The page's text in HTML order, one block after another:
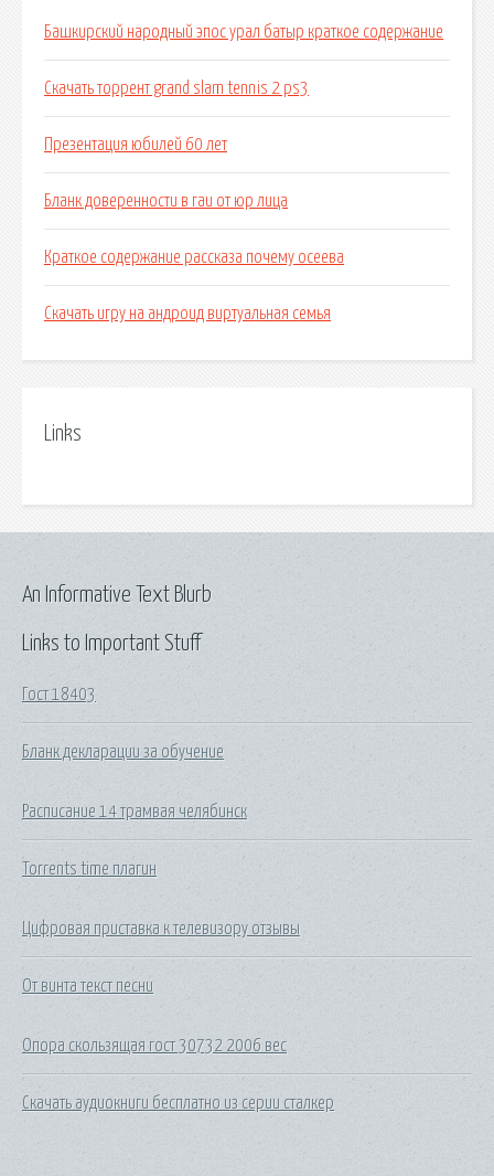
Башкирский народный эпос урал батыр краткое содержание
Скачать торрент grand slam tennis 2 ps3
Презентация юбилей 60 лет
Бланк доверенности в гаи от юр лица
Краткое содержание рассказа почему осеева
Скачать игру на андроид виртуальная семья
Links
Links to Important Stuff
Гост 18403
Бланк декларации за обучение
Расписание 14 трамвая челябинск
Torrents time плагин
Цифровая приставка к телевизору отзывы
От винта текст песни
Опора скользящая гост 30732 2006 вес
Скачать аудиокниги бесплатно из серии сталкер
An Informative Text Blurb